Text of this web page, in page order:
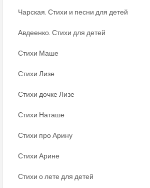
Чарская. Стихи и песни для детей
Авдеенко. Стихи для детей
Стихи Маше
Стихи Лизе
Стихи дочке Лизе
Стихи Наташе
Стихи про Арину
Стихи Арине
Стихи о лете для детей